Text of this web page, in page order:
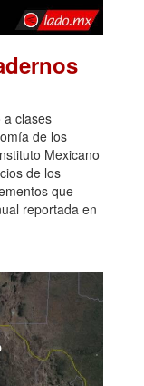
a clases
de los
Mexicano
de los
que
reportada en